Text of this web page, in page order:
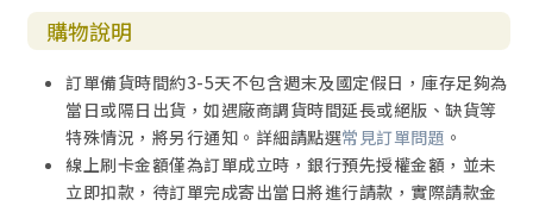
購物說明
訂單備貨時間約3-5天不包含週末及國定假日，庫存足夠為
當日或隔日出貨，如遇廠商調貨時間延長或絕版、缺貨等
特殊情況，將另行通知。詳細請點選常見訂單問題 。
線上刷卡金額僅為訂單成立時，銀行預先授權金額，並未
立即扣款，待訂單完成寄出當日將進行請款，實際請款金